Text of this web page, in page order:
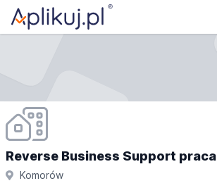
Reverse Business Support praca
Komorów